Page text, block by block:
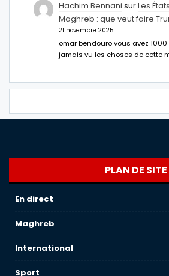
Hachim Bennani surLes
Maghreb : que veut faire
21 novembre 2025
omar bendouro vous avez
jamais vu les choses de cette
PLAN DE SITE
En direct
Maghreb
International
Sport